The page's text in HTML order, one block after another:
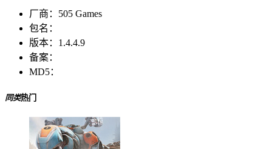
厂商： 505 Games
包名：
版本： 1.4.4.9
备案：
MD5：
同类热门